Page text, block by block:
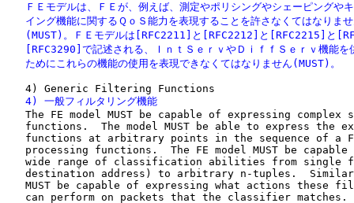
ＦＥモデルは、ＦＥが、例えば、測定やポリシングやシェーピングや
イング機能に関するＱｏＳ能力を表現することを許さなくてはなりま
(MUST)。ＦＥモデルは[RFC2211]と[RFC2212]と[RFC2215]と
[RFC3290]で記述される、ＩｎｔＳｅｒｖやＤｉｆｆＳｅｒｖ機能を
   ためにこれらの機能の使用を表現できなくてはなりません(MUST)。
   4) 一般フィルタリング機能
The FE model MUST be capable of expressing
functions.  The model MUST be able to express the
functions at arbitrary points in the sequence of a
processing functions.  The FE model MUST be capable
wide range of classification abilities from single
destination address) to arbitrary n-tuples.
MUST be capable of expressing what actions these